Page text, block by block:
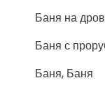
Баня на
Баня с
Баня, Баня